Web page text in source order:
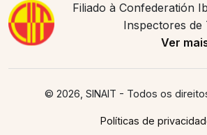
Filiado à Confederatión
Inspectores de
Ver
© 2026, SINAIT - Todos os
Políticas de